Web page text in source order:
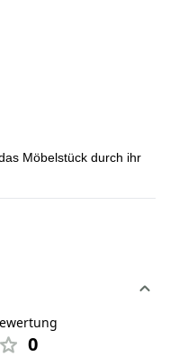
Möbelstück durch ihr
0